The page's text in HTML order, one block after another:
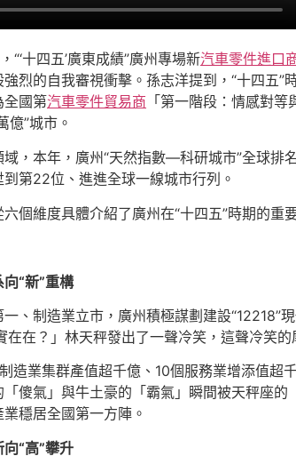
“‘十四五’廣東成績”廣州專場新汽車零件進口
強烈的自我審視衝擊。孫志洋提到，“十四五
全國第汽車零件貿易商 「第一階段：情感對
億”城市。
域，本年，廣州“天然指數—科研城市”全球排
到第22位、進進全球一線城市行列。
個維度具體介紹了廣州在“十四五”時期的重
“新”重構
一、制造業立市，廣州積極謀劃建設
在在？」林天秤發出了一聲冷笑，這聲冷笑
造業集群產值超千億、10個服務業增添值超
「傻氣」與牛土豪的「霸氣」瞬間被天秤座
穩居全國第一方陣。
“高”攀升